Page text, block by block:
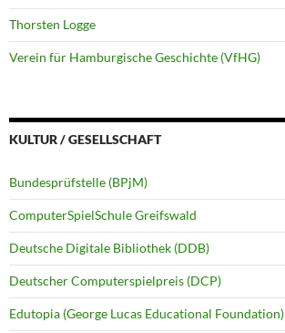
Thorsten Logge
Verein für Hamburgische Geschichte (VfHG)
KULTUR / GESELLSCHAFT
Bundesprüfstelle (BPjM)
ComputerSpielSchule Greifswald
Deutsche Digitale Bibliothek (DDB)
Deutscher Computerspielpreis (DCP)
Edutopia (George Lucas Educational Foundation)